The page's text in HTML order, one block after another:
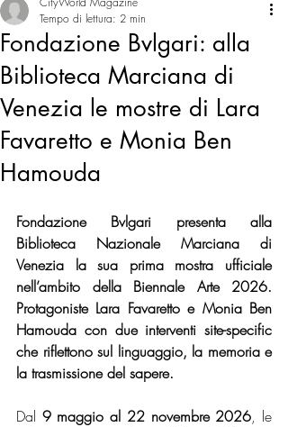
Fondazione Bvlgari: alla
Biblioteca Marciana di
Venezia le mostre di Lara
Favaretto e Monia Ben
Hamouda
Tempo di lettura: 2 min
Fondazione Bvlgari presenta alla
Biblioteca Nazionale Marciana di
Venezia la sua prima mostra ufficiale
nell’ambito della Biennale Arte 2026.
Protagoniste Lara Favaretto e Monia Ben
Hamouda con due interventi site-specific
che riflettono sul linguaggio, la memoria e
la trasmissione del sapere.
Dal 9 maggio al 22 novembre 2026, le